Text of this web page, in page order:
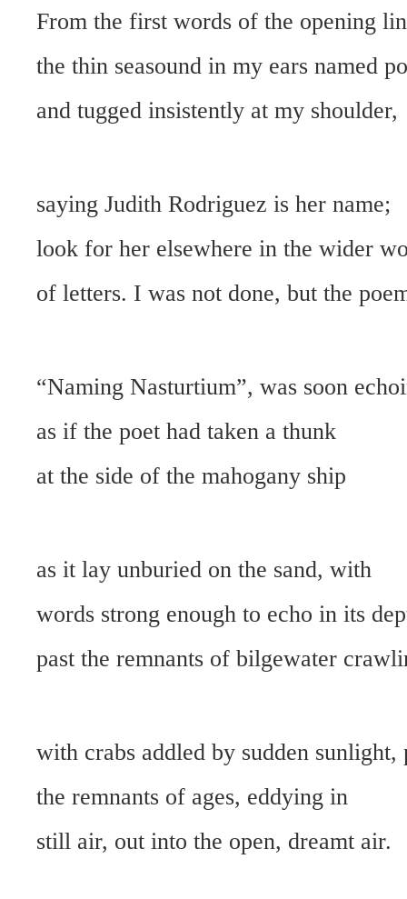
From the first words of the opening
the thin seasound in my ears named
and tugged insistently at my shoulder,
saying Judith Rodriguez is her name;
look for her elsewhere in the wider
of letters. I was not done, but the
“Naming Nasturtium”, was soon
as if the poet had taken a thunk
at the side of the mahogany ship
as it lay unburied on the sand, with
words strong enough to echo in its
past the remnants of bilgewater
with crabs addled by sudden sunlight,
the remnants of ages, eddying in
still air, out into the open, dreamt air.